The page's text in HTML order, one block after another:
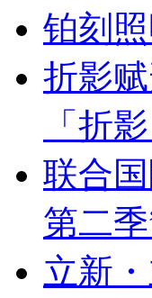
铂刻
折影
「折
联合
第二
立新